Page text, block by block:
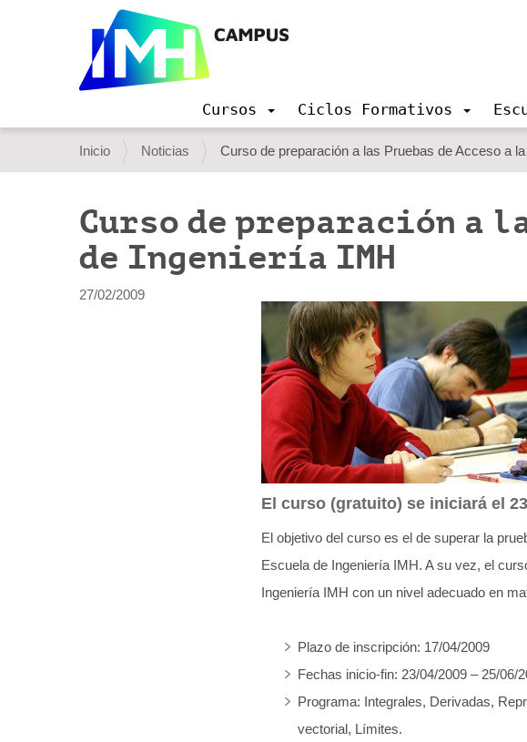
v
a
c
i
n
Cursos Ciclos Formativos
U
s
e
d
e
Inicio Noticias Curso de preparación a las Pruebas de Acceso a
Curso de preparación a
de Ingeniería IMH
27/02/2009
El curso (gratuito) se iniciará el
El objetivo del curso es el de superar la
Escuela de Ingeniería IMH. A su vez, el
Ingeniería IMH con un nivel adecuado en
Plazo de inscripción: 17/04/2009
Fechas inicio-fin: 23/04/2009 – 25/06/
Programa: Integrales, Derivadas,
vectorial, Límites.